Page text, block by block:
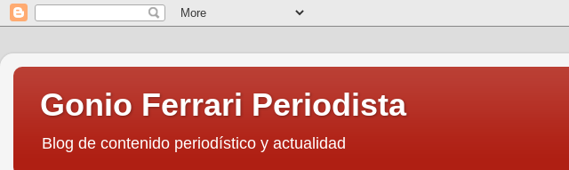
Gonio Ferrari Periodista
Blog de contenido periodístico y actualidad